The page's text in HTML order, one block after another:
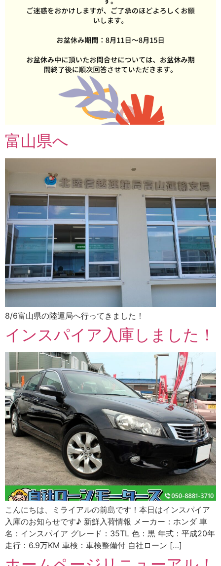
富山県へ
8/6富山県の陸運局へ行ってきました！
インスパイア入庫しました！
こんにちは、ミライアルの前島です！本日はインスパイア
入庫のお知らせです♪ 新鮮入荷情報 メーカー：ホンダ 車
名：インスパイア グレード：35TL 色：黒 年式：平成20年
走行：6.9万KM 車検：車検整備付 自社ローン […]